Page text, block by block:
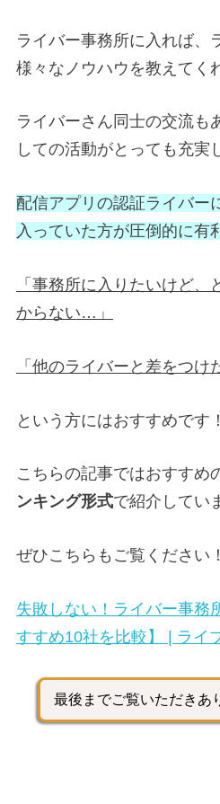
ライバー事務所に入れば、
様々なノウハウを教えてく
ライバーさん同士の交流も
しての活動がとっても充実
配信アプリの認証ライバー
入っていた方が圧倒的に有
「事務所に入りたいけど
からない…」
「他のライバーと差をつけ
という方にはおすすめです！
こちらの記事ではおすすめ
ンキング形式で紹介してい
ぜひこちらもご覧ください！
失敗しない！ライバー事務
すすめ10社を比較】 | ライ
最後までご覧いただきあ